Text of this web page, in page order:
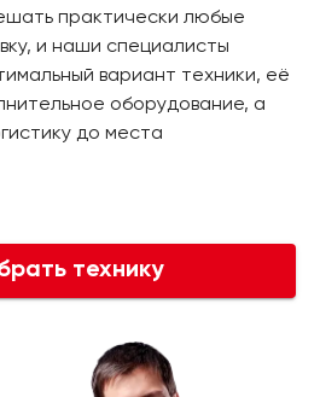
практически любые
и наши специалисты
вариант техники, её
оборудование, а
до места
технику